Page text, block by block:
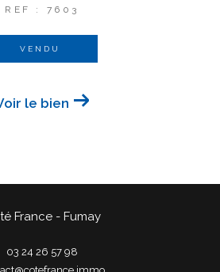
REF : 7603
VENDU
le bien
France - Fumay
03 24 26 57 98